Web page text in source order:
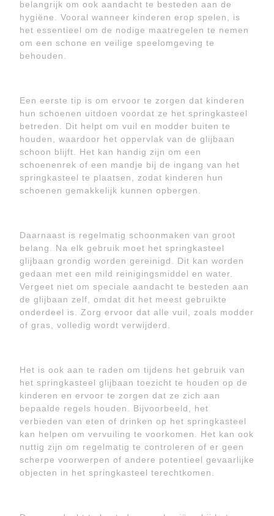
belangrijk om ook aandacht te besteden aan de
hygiëne. Vooral wanneer kinderen erop spelen, is
het essentieel om de nodige maatregelen te nemen
om een schone en veilige speelomgeving te
behouden.
Een eerste tip is om ervoor te zorgen dat kinderen
hun schoenen uitdoen voordat ze het springkasteel
betreden. Dit helpt om vuil en modder buiten te
houden, waardoor het oppervlak van de glijbaan
schoon blijft. Het kan handig zijn om een
schoenenrek of een mandje bij de ingang van het
springkasteel te plaatsen, zodat kinderen hun
schoenen gemakkelijk kunnen opbergen.
Daarnaast is regelmatig schoonmaken van groot
belang. Na elk gebruik moet het springkasteel
glijbaan grondig worden gereinigd. Dit kan worden
gedaan met een mild reinigingsmiddel en water.
Vergeet niet om speciale aandacht te besteden aan
de glijbaan zelf, omdat dit het meest gebruikte
onderdeel is. Zorg ervoor dat alle vuil, zoals modder
of gras, volledig wordt verwijderd.
Het is ook aan te raden om tijdens het gebruik van
het springkasteel glijbaan toezicht te houden op de
kinderen en ervoor te zorgen dat ze zich aan
bepaalde regels houden. Bijvoorbeeld, het
verbieden van eten of drinken op het springkasteel
kan helpen om vervuiling te voorkomen. Het kan ook
nuttig zijn om regelmatig te controleren of er geen
scherpe voorwerpen of andere potentieel gevaarlijke
objecten in het springkasteel terechtkomen.